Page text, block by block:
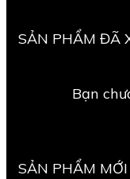
SẢN PHẨM ĐÃ
Bạn
SẢN PHẨM MỚI